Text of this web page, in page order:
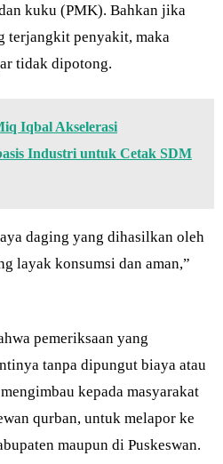
kuku (PMK). Bahkan jika
terjangkit penyakit, maka
tidak dipotong.
Iqbal Akselerasi
Industri untuk Cetak SDM
daging yang dihasilkan oleh
layak konsumsi dan aman,”
pemeriksaan yang
tanpa dipungut biaya atau
kepada masyarakat
qurban, untuk melapor ke
maupun di Puskeswan.